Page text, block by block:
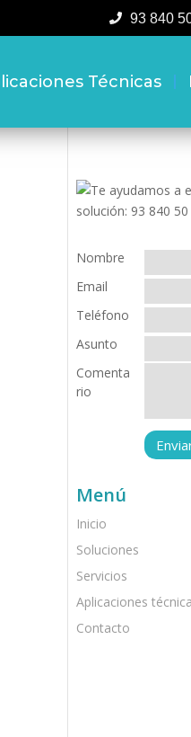
93 840
Técnicas
Nombre
Email
Teléfono
Asunto
Comenta
rio
Menú
Inicio
Soluciones
Servicios
Aplicaciones
Contacto